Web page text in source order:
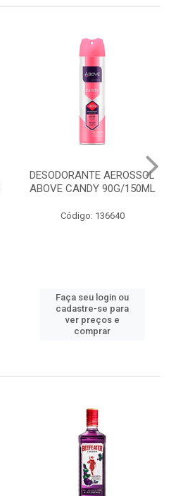
DESODORANTE AEROSSOL
ABOVE CANDY 90G/150ML
Código: 136640
Faça seu login ou
cadastre-se para
ver preços e
comprar